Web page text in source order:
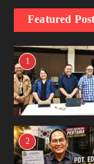
Featured
1
2